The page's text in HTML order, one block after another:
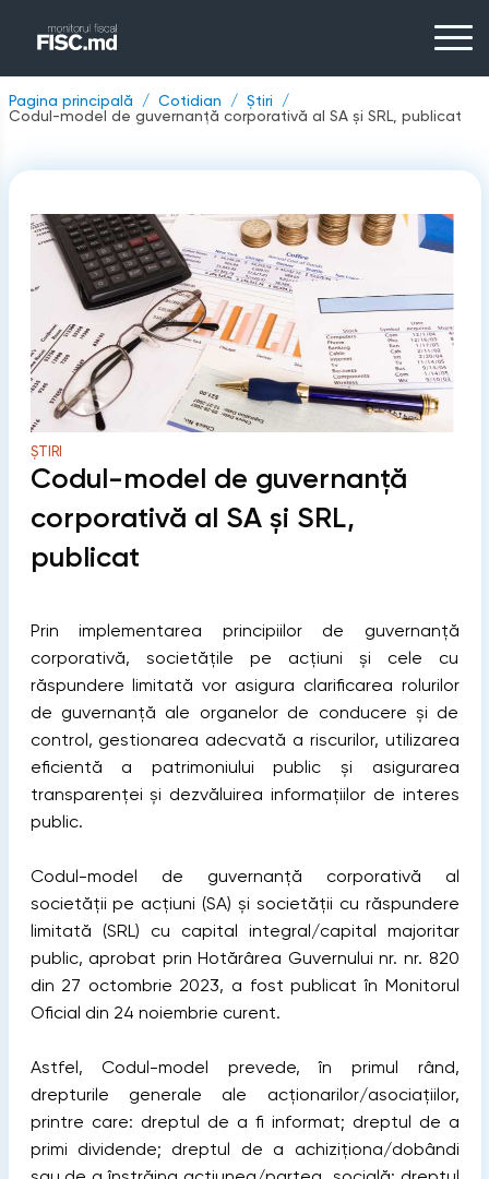
Pagina principală Cotidian
Știri
Codul-model de guvernanță corporativă al SA și SRL, publicat
ȘTIRI
Codul-model de guvernanță
corporativă al SA și SRL,
publicat
Prin implementarea principiilor de guvernanță
corporativă, societățile pe acțiuni și cele cu
răspundere limitată vor asigura clarificarea rolurilor
de guvernanță ale organelor de conducere și de
control, gestionarea adecvată a riscurilor, utilizarea
eficientă a patrimoniului public și asigurarea
transparenței și dezvăluirea informațiilor de interes
public.
Codul-model de guvernanță corporativă al
societății pe acțiuni (SA) și societății cu răspundere
limitată (SRL) cu capital integral/capital majoritar
public, aprobat prin Hotărârea Guvernului nr. nr. 820
din 27 octombrie 2023, a fost publicat în Monitorul
Oficial din 24 noiembrie curent.
Astfel, Codul-model prevede, în primul rând,
drepturile generale ale acționarilor/asociațiilor,
printre care: dreptul de a fi informat; dreptul de a
primi dividende; dreptul de a achiziționa/dobândi